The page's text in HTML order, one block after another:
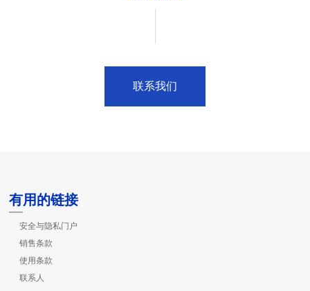
联系我们
有用的链接
安全与隐私门户
销售条款
使用条款
联系人